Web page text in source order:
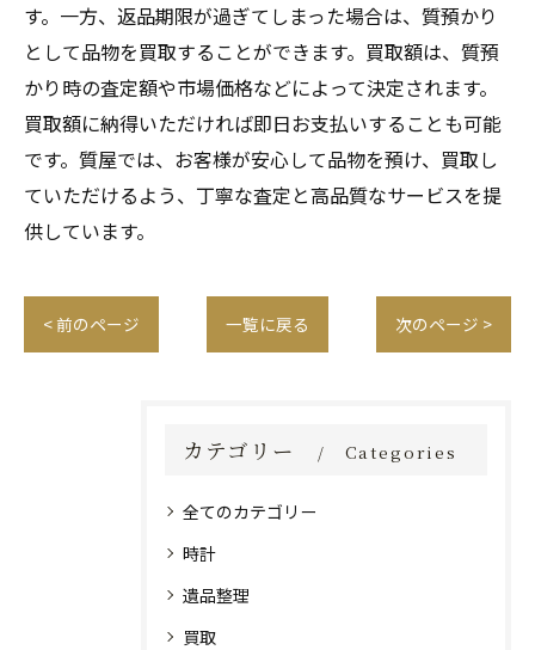
す。一方、返品期限が過ぎてしまった場合は、質預かり
として品物を買取することができます。買取額は、質預
かり時の査定額や市場価格などによって決定されます。
買取額に納得いただければ即日お支払いすることも可能
です。質屋では、お客様が安心して品物を預け、買取し
ていただけるよう、丁寧な査定と高品質なサービスを提
供しています。
< 前のページ 一覧に戻る 次のページ >
カテゴリー Categories
全てのカテゴリー
時計
遺品整理
買取